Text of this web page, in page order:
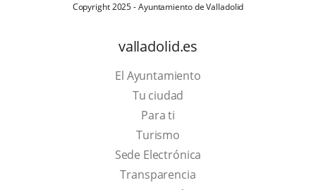
Copyright 2025 - Ayuntamiento de Valladolid
valladolid.es
El Ayuntamiento
Tu ciudad
Para ti
TurismoThis
link
will
Sede Electrónica
Transparencia